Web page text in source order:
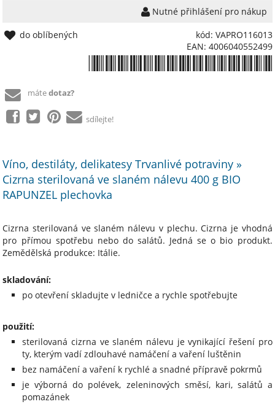
Nutné přihlášení pro nákup
kód: VAPRO116013
EAN: 4006040552499
do oblíbených
mátedotaz?
sdílejte!
Víno, destiláty, delikatesy Trvanlivé potraviny »
Cizrna sterilovaná ve slaném nálevu 400 g BIO
RAPUNZEL plechovka
Cizrna sterilovaná ve slaném nálevu v plechu. Cizrna je vhodná
pro přímou spotřebu nebo do salátů. Jedná se o bio produkt.
Zemědělská produkce: Itálie.
skladování:
po otevření skladujte v ledničce a rychle spotřebujte
použití:
sterilovaná cizrna ve slaném nálevu je vynikající řešení pro
ty, kterým vadí zdlouhavé namáčení a vaření luštěnin
bez namáčení a vaření k rychlé a snadné přípravě pokrmů
je výborná do polévek, zeleninových směsí, kari, salátů a
pomazánek